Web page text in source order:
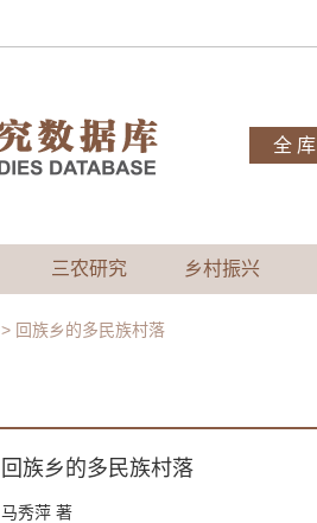
三农研究 乡村振兴
> 回族乡的多民族村落
回族乡的多民族村落
马秀萍 著